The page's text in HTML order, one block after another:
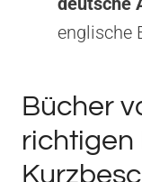
englische
Bücher
richtigen